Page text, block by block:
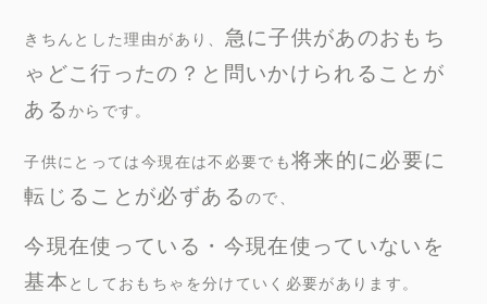
きちんとした理由があり、 急に子供があのおもち
ゃどこ行ったの？と問いかけられることが
あるからです。
子供にとっては今現在は不必要でも将来的に必要に
転じることが必ずあるので、
今現在使っている・今現在使っていないを
基本 としておもちゃを分けていく必要があります。